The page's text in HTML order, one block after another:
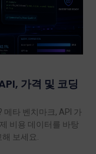
가격 및 코딩
메타 벤치마크, API 가
비용 데이터를 바탕
보세요.